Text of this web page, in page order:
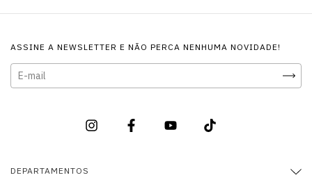
ASSINE A NEWSLETTER E NÃO PERCA NENHUMA NOVIDADE!
DEPARTAMENTOS